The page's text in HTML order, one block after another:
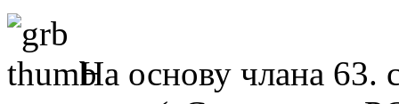
На основу члана 63.